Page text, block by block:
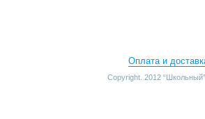
Оплата и
Copyright. 2012 “Школьный”